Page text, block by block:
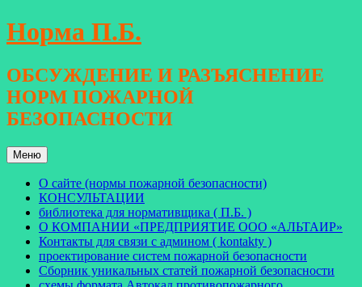
Перейти
к
Норма П.Б.
ОБСУЖДЕНИЕ И РАЗЪЯСНЕНИЕ
НОРМ ПОЖАРНОЙ
БЕЗОПАСНОСТИ
Меню
О сайте (нормы пожарной безопасности)
КОНСУЛЬТАЦИИ
библиотека для нормативщика ( П.Б. )
О КОМПАНИИ «ПРЕДПРИЯТИЕ ООО «АЛЬТАИР»
Контакты для связи с админом ( kontakty )
проектирование систем пожарной безопасности
Сборник уникальных статей пожарной безопасности